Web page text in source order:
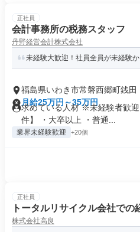
正社員
会計事務所の税務スタッフ
丹野経営会計株式会社
未経験大歓迎！社員全員が未経験
福島県いわき市常磐西郷町銭田
月給25万円～35万円
求めている人材 ※未経験者歓
件】 ・大卒以上 ・普通...
業界未経験歓迎 +20個
正社員
トータルリサイクル会社での
株式会社高良